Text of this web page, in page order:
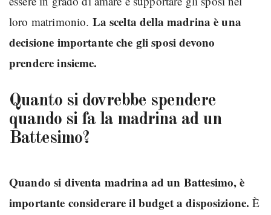
loro matrimonio. La scelta della madrina è una
decisione importante che gli sposi devono
prendere insieme.
Quanto si dovrebbe spendere
quando si fa la madrina ad un
Battesimo?
Quando si diventa madrina ad un Battesimo, è
importante considerare il budget a disposizione.È